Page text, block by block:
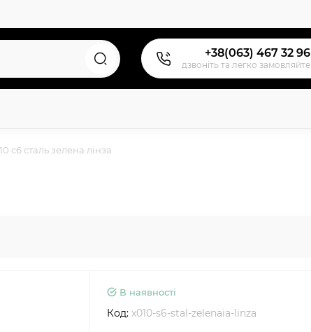
+38(063) 467 32 96
дзвонiть та легко замовляйте
с6 сталь зелена лінза
В наявності
Код: x010-s6-stal-zelenaia-linza